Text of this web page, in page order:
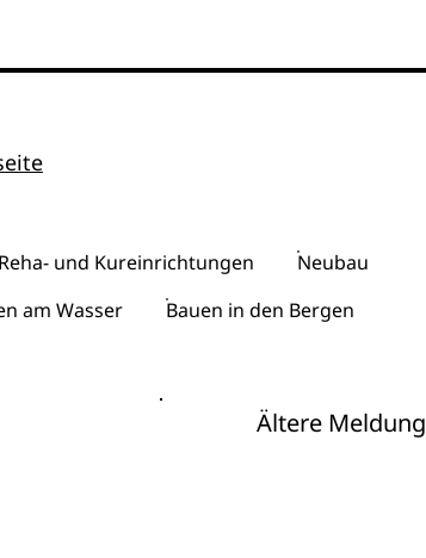
und Kureinrichtungen
Neubau
am Wasser Bauen in den Bergen
Ältere Meldung